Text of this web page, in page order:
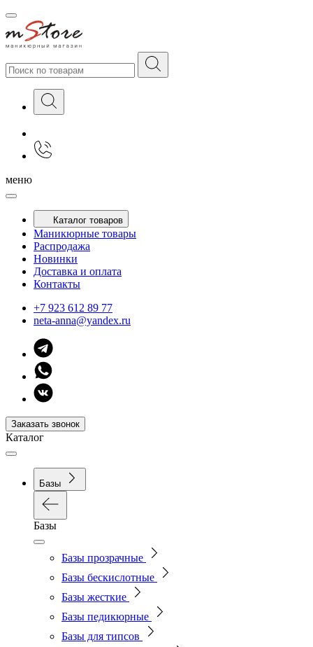
меню
Каталог товаров
Маникюрные товары
Распродажа
Новинки
Доставка и оплата
Контакты
+7 923 612 89 77
neta-anna@yandex.ru
Заказать звонок
Каталог
Базы
Базы
Базы прозрачные
Базы бескислотные
Базы жесткие
Базы педикюрные
Базы для типсов